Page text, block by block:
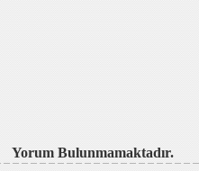
Yorum Bulunmamaktadır.